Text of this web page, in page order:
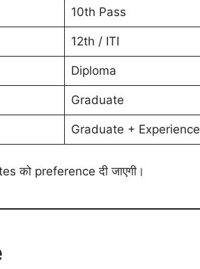
10th Pass
12th / ITI
Diploma
Graduate
Graduate + Experience
को preference दी जाएगी।